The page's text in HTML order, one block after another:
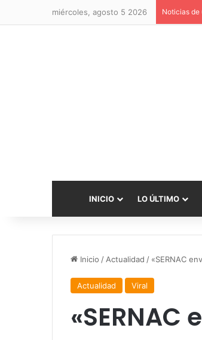
miércoles, agosto 5 2026 Noticias de
INICIO LO ÚLTIMO
Inicio / Actualidad / «SERNAC
Actualidad Viral